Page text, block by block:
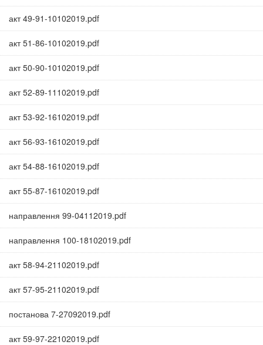
акт 49-91-10102019.pdf
акт 51-86-10102019.pdf
акт 50-90-10102019.pdf
акт 52-89-11102019.pdf
акт 53-92-16102019.pdf
акт 56-93-16102019.pdf
акт 54-88-16102019.pdf
акт 55-87-16102019.pdf
направлення 99-04112019.pdf
направлення 100-18102019.pdf
акт 58-94-21102019.pdf
акт 57-95-21102019.pdf
постанова 7-27092019.pdf
акт 59-97-22102019.pdf